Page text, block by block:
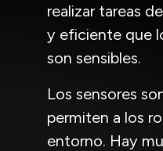
realizar tareas
y eficiente que
son sensibles.
Los sensores
permiten a los
entorno. Hay